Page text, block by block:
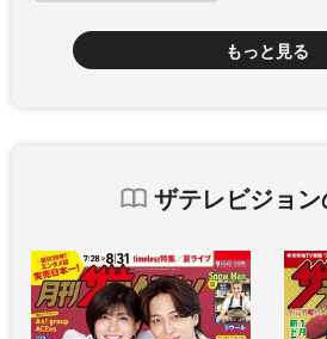
もっと見る
ザテレビジョ